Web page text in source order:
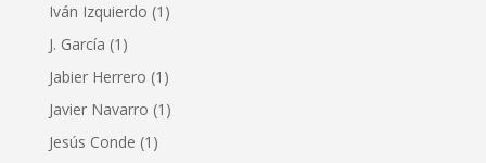
Iván Izquierdo (1)
J. García (1)
Jabier Herrero (1)
Javier Navarro (1)
Jesús Conde (1)